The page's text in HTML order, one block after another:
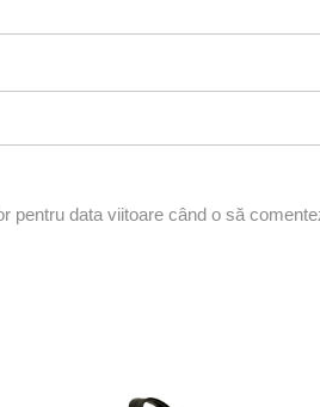
pentru data viitoare când o să